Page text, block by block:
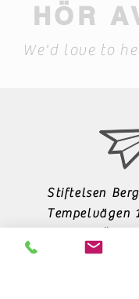
HÖR
We'd love to
Stiftelsen
Tempelvägen
0248-797170